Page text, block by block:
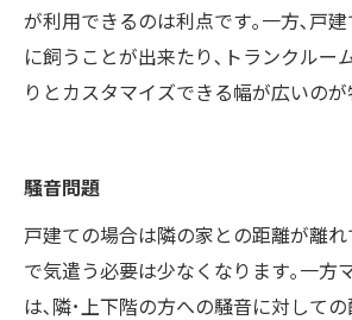
が利用できるのは利点です｡一方､戸
に飼うことが出来たり､トランクルー
りとカスタマイズできる幅が広いのが
騒音問題
戸建ての場合は隣の家との距離が離
で気遣う必要は少なくなります｡一方
は､隣･上下階の方への騒音に対して